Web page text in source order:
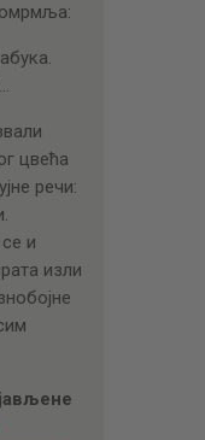
цвећа
речи:
и
изли